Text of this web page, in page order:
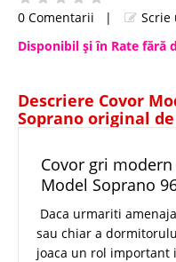
0 Comentarii |
Scrie
Disponibil şi în Rate fără
Descriere Covor
Soprano original
Covor gri
Model Soprano
Daca urmariti
sau chiar a
joaca un rol